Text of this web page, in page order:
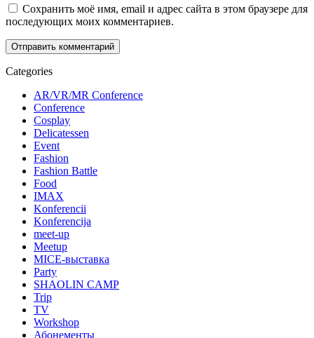
Сохранить моё имя, email и адрес сайта в этом браузере для
последующих моих комментариев.
Categories
AR/VR/MR Conference
Conference
Cosplay
Delicatessen
Event
Fashion
Fashion Battle
Food
IMAX
Konferencii
Konferencija
meet-up
Meetup
MICE-выставка
Party
SHAOLIN CAMP
Trip
TV
Workshop
Абонементы